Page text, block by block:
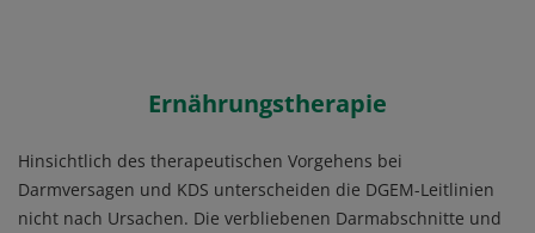
Ernährungstherapie
Hinsichtlich des therapeutischen Vorgehens bei
Darmversagen und KDS unterscheiden die DGEM-Leitlinien
nicht nach Ursachen. Die verbliebenen Darmabschnitte und